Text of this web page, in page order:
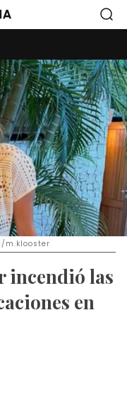
m.klooster
incendió las
en